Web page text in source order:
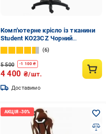
Комп'ютерне крісло із тканини
Student KO23CZ Чорний
(14586804)
6
5 500 -1 100 ₴
4 400 ₴/шт.
Доставимо